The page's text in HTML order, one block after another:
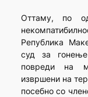
Оттаму, по
Република
суд за
повреди на
извршени на
посебно со